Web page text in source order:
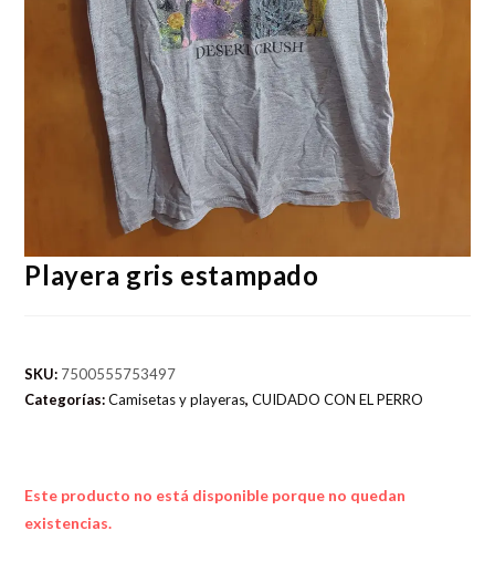
Playera gris estampado
SKU: 7500555753497
Categorías:Camisetas y playeras,CUIDADO CON EL PERRO
Este producto no está disponible porque no quedan
existencias.